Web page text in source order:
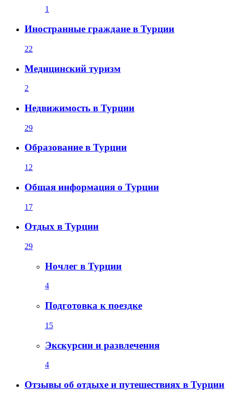
1
Иностранные граждане в Турции
22
Медицинский туризм
2
Недвижимость в Турции
29
Образование в Турции
12
Общая информация о Турции
17
Отдых в Турции
29
Ночлег в Турции
4
Подготовка к поездке
15
Экскурсии и развлечения
4
Отзывы об отдыхе и путешествиях в Турции